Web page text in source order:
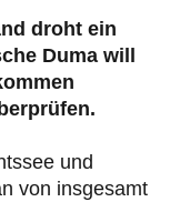
droht ein
Duma will
und
von insgesamt